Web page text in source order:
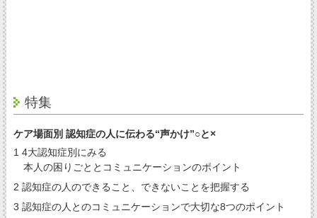
特集
ケア場面別 認知症の人に伝わる“声かけ”○と×
1 4大認知症別にみる
本人の困りごととコミュニケーションのポイント
2 認知症の人のできること、できないことを把握する
3 認知症の人とのコミュニケーションで大切な8つのポイント